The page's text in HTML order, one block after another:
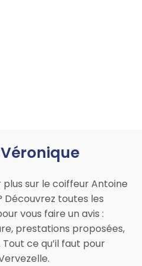
plus sur le coiffeur Antoine
Découvrez toutes les
vous faire un avis :
prestations proposées,
ce qu’il faut pour